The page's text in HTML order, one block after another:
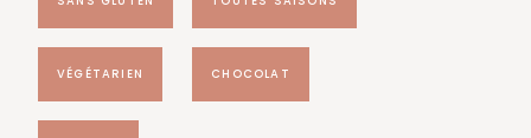
VÉGÉTARIEN CHOCOLAT